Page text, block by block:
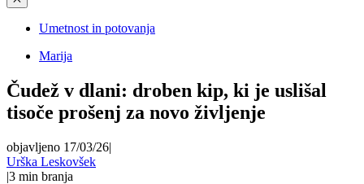
Umetnost in potovanja
Marija
Čudež v dlani: droben kip, ki je uslišal
tisoče prošenj za novo življenje
objavljeno 17/03/26|
Urška Leskovšek
|3 min branja